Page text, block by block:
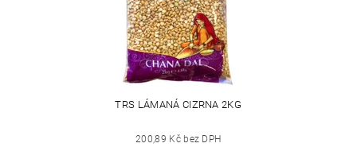
TRS LÁMANÁ CIZRNA 2KG
200,89 Kč bez DPH